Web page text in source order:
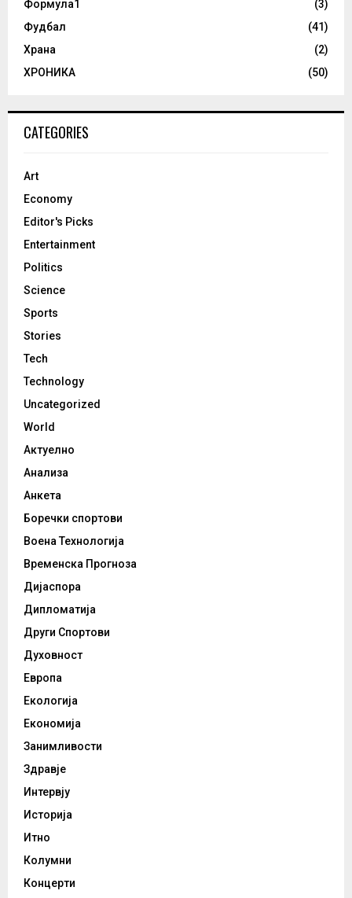
Формула1
(3)
Фудбал
(41)
Храна
(2)
ХРОНИКА
(50)
CATEGORIES
Art
Economy
Editor's Picks
Entertainment
Politics
Science
Sports
Stories
Tech
Technology
Uncategorized
World
Актуелно
Анализа
Анкета
Боречки спортови
Воена Технологија
Временска Прогноза
Дијаспора
Дипломатија
Други Спортови
Духовност
Европа
Екологија
Економија
Занимливости
Здравје
Интервју
Историја
Итно
Колумни
Концерти